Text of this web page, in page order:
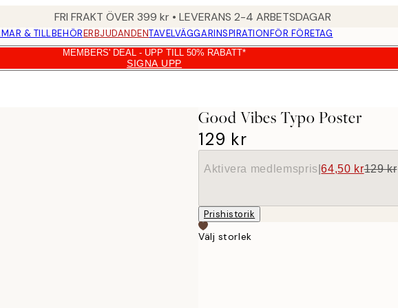
FRI FRAKT ÖVER 399 kr • LEVERANS 2-4 ARBETSDAGAR
& TILLBEHÖRERBJUDANDENTAVELVÄGGARINSPIRATIONFÖR FÖRETAG
MEMBERS' DEAL - UPP TILL 50% RABATT*
SIGNA UPP
Good Vibes Typo Poster
129 kr
Aktivera medlemspris |64,50 kr129 kr
Prishistorik
Välj storlek